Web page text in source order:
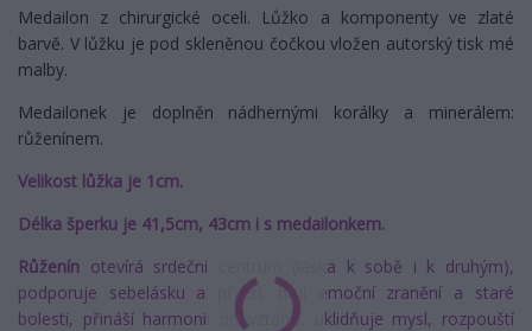
Medailon z chirurgické oceli. Lůžko a komponenty ve zlaté
barvě. V lůžku je pod skleněnou čočkou vložen autorský tisk mé
malby.
Medailonek je doplněn nádhernými korálky a minerálem:
růženínem.
Velikost lůžka je 1cm.
Délka šperku je 41,5cm, 43cm i s medailonkem.
Růženín otevírá srdeční centrum (láska k sobě i k druhým),
podporuje sebelásku a přijetí, hojí emoční zranění a staré
bolesti, přináší harmonii do vztahů, uklidňuje mysl, rozpouští